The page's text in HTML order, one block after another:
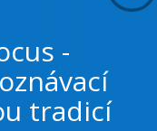
-
tradicí